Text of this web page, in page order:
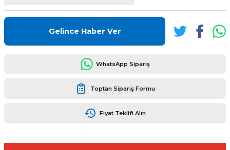
Gelince Haber Ver
WhatsApp Sipariş
Toptan Sipariş Formu
Fiyat Teklifi Alın